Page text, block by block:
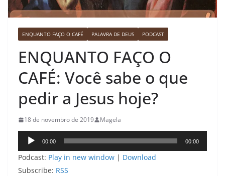
ENQUANTO FAÇO O CAFÉ PALAVRA DE DEUS PODCAST
ENQUANTO FAÇO O
CAFÉ: Você sabe o que
pedir a Jesus hoje?
18 de novembro de 2019 Magela
Tocador
de
áudio
00:00 00:00
Podcast: Play in new window | Download
Subscribe: RSS